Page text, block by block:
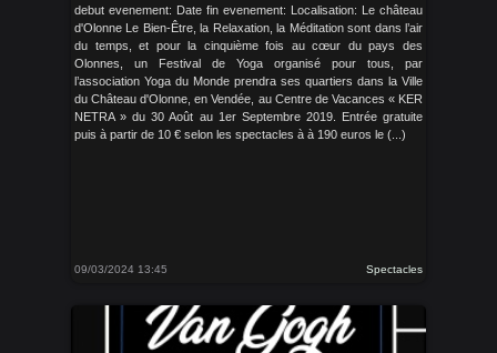
debut evenement: Date fin evenement: Localisation: Le château
d'Olonne Le Bien-Être, la Relaxation, la Méditation sont dans l’air
du temps, et pour la cinquième fois au cœur du pays des
Olonnes, un Festival de Yoga organisé pour tous, par
l’association Yoga du Monde prendra ses quartiers dans la Ville
du Château d'Olonne, en Vendée, au Centre de Vacances « KER
NETRA » du 30 Août au 1er Septembre 2019. Entrée gratuite
puis à partir de 10 € selon les spectacles à à 190 euros le (...)
09/03/2024 13:45 Spectacles